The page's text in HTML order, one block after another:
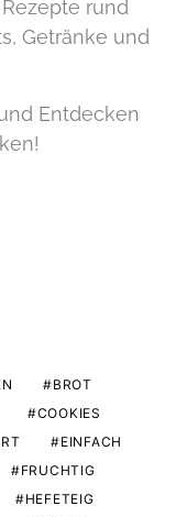
rund
Getränke und
Entdecken
BROT
COOKIES
EINFACH
FRUCHTIG
HEFETEIG